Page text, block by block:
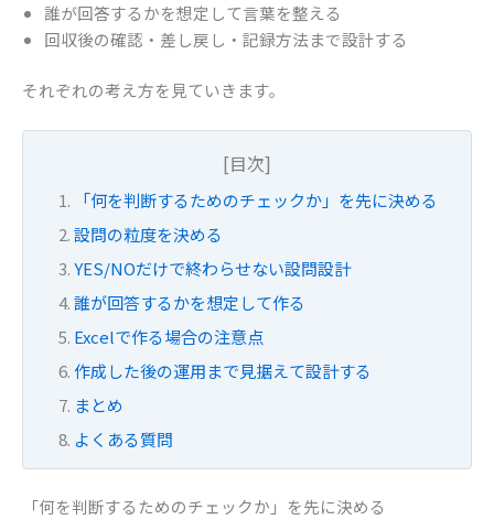
誰が回答するかを想定して言葉を整える
回収後の確認・差し戻し・記録方法まで設計する
それぞれの考え方を見ていきます。
[目次]
「何を判断するためのチェックか」を先に決める
設問の粒度を決める
YES/NOだけで終わらせない設問設計
誰が回答するかを想定して作る
Excelで作る場合の注意点
作成した後の運用まで見据えて設計する
まとめ
よくある質問
「何を判断するためのチェックか」を先に決める